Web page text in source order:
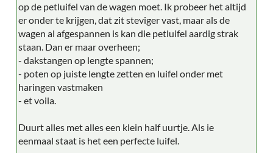
op de petluifel van de wagen moet. Ik probeer het altijd
er onder te krijgen, dat zit steviger vast, maar als de
wagen al afgespannen is kan die petluifel aardig strak
staan. Dan er maar overheen;
- dakstangen op lengte spannen;
- poten op juiste lengte zetten en luifel onder met
haringen vastmaken
- et voila.
Duurt alles met alles een klein half uurtje. Als ie
eenmaal staat is het een perfecte luifel.